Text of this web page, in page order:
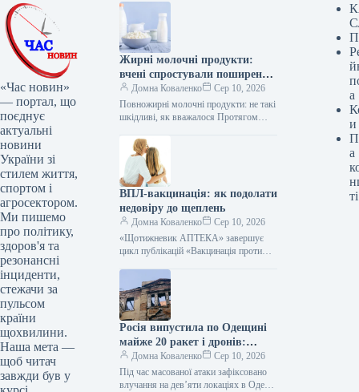
«Час новин»
— портал, що
поєднує
актуальні
новини
України зі
стилем життя,
спортом і
агросектором.
Ми пишемо
про політику,
здоров'я та
резонансні
інциденти,
стежачи за
пульсом
країни
щохвилини.
Наша мета —
щоб читач
завжди був у
Жирні молочні продукти:
вчені спростували поширений
міфДомна Коваленко
Сер 10, 2026
Повножирні молочні продукти: не такі
шкідливі, як вважалося Протягом
заохочували обирати знежирені або з
низьким вмістом жиру…
ВПЛ-вакцинація: як подолати
недовіру до щеплень
Домна Коваленко
Сер 10, 2026
«Щотижневик АПТЕКА» завершує
цикл публікацій «Вакцинація проти
клінічної практики», присвячений
одному з найважливіших кроків у…
Росія випустила по Одещині
майже 20 ракет і дронів:
уточнені дані
Домна Коваленко
Сер 10, 2026
Під час масованої атаки зафіксовано
влучання на дев’яти локаціях в Одесі
а
и
а
ті